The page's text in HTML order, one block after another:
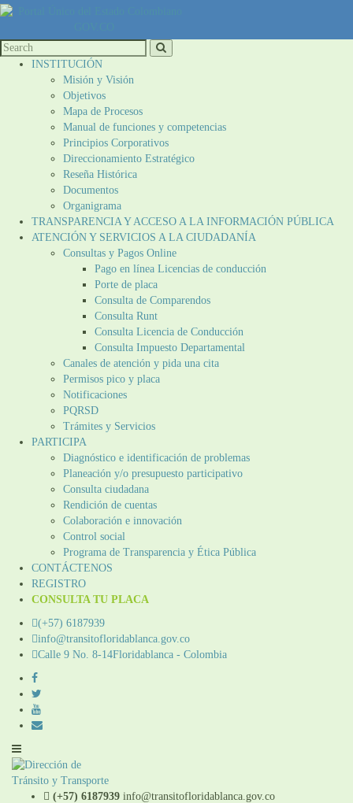
INSTITUCIÓN
Misión y Visión
Objetivos
Mapa de Procesos
Manual de funciones y competencias
Principios Corporativos
Direccionamiento Estratégico
Reseña Histórica
Documentos
Organigrama
TRANSPARENCIA Y ACCESO A LA INFORMACIÓN PÚBLICA
ATENCIÓN Y SERVICIOS A LA CIUDADANÍA
Consultas y Pagos Online
Pago en línea Licencias de conducción
Porte de placa
Consulta de Comparendos
Consulta Runt
Consulta Licencia de Conducción
Consulta Impuesto Departamental
Canales de atención y pida una cita
Permisos pico y placa
Notificaciones
PQRSD
Trámites y Servicios
PARTICIPA
Diagnóstico e identificación de problemas
Planeación y/o presupuesto participativo​
Consulta ciudadana
Rendición de cuentas
Colaboración e innovación
Control social
Programa de Transparencia y Ética Pública
CONTÁCTENOS
REGISTRO
CONSULTA TU PLACA
(+57) 6187939
info@transitofloridablanca.gov.co
Calle 9 No. 8-14Floridablanca - Colombia
(+57) 6187939 info@transitofloridablanca.gov.co